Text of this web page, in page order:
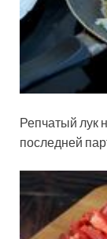
Репчатый лук
последней